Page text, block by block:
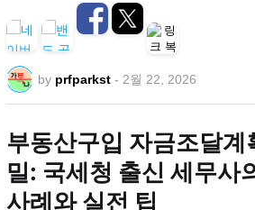
by prfparkst - 2월 22, 2026
부동산구입 자금조달계
밀: 국세청 출신 세무사
사례와 실전 팁